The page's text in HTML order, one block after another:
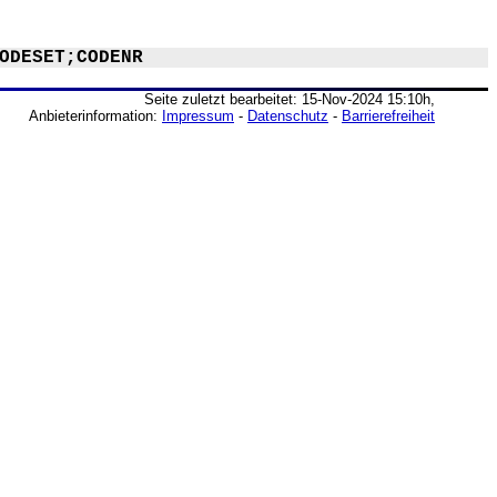
Seite zuletzt bearbeitet: 15-Nov-2024 15:10h,
Anbieterinformation: Impressum - Datenschutz - Barrierefreiheit